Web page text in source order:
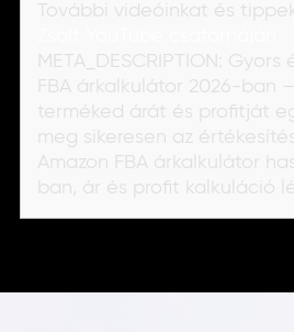
További videóinkat és
META_DESCRIPTION:
FBA árkalkulátor 2026-ban
terméked árát és profitját
meg sikeresen az
Amazon FBA árkalkulátor
ban, ár és profit kalkuláció